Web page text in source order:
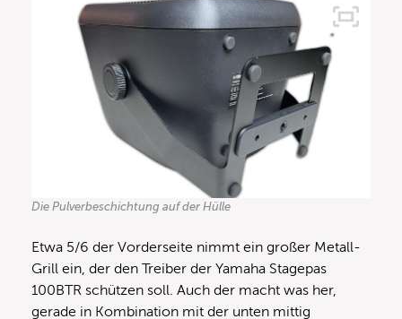
Die Pulverbeschichtung auf der Hülle
Etwa 5/6 der Vorderseite nimmt ein großer Metall-
Grill ein, der den Treiber der Yamaha Stagepas
100BTR schützen soll. Auch der macht was her,
gerade in Kombination mit der unten mittig